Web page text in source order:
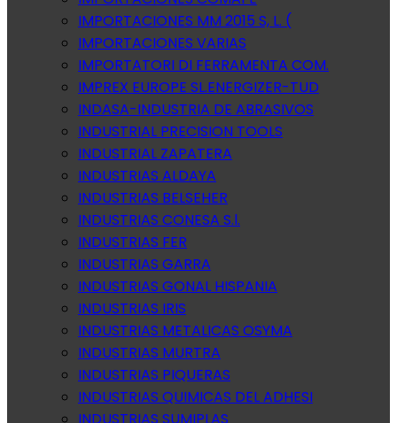
IMPORTACIONES MM 2015 S, L. (
IMPORTACIONES VARIAS
IMPORTATORI DI FERRAMENTA COM.
IMPREX EUROPE SL.ENERGIZER-TUD
INDASA-INDUSTRIA DE ABRASIVOS
INDUSTRIAL PRECISION TOOLS
INDUSTRIAL ZAPATERA
INDUSTRIAS ALDAYA
INDUSTRIAS BELSEHER
INDUSTRIAS CONESA S.l.
INDUSTRIAS FER
INDUSTRIAS GARRA
INDUSTRIAS GONAL HISPANIA
INDUSTRIAS IRIS
INDUSTRIAS METALICAS OSYMA
INDUSTRIAS MURTRA
INDUSTRIAS PIQUERAS
INDUSTRIAS QUIMICAS DEL ADHESI